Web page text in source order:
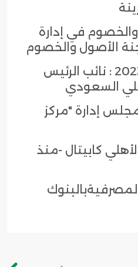
في إدارة
الأصول والخصوم
*فبراير2023: مارس 2023 : نائب الرئيس
السعودي
إدارة "مركز
كابيتال -منذ